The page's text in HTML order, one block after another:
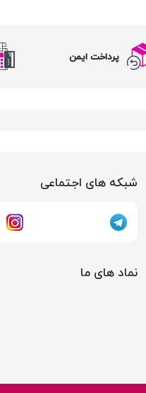
پرداخت ایمن
شبکه های اجتماعی
نماد های ما